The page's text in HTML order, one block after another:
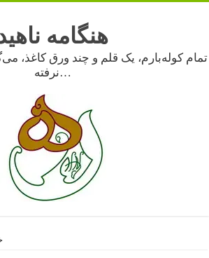
هنگامه
تمام کوله‌بارم، یک قلم و چند ورق کاغذ،
نرفته…